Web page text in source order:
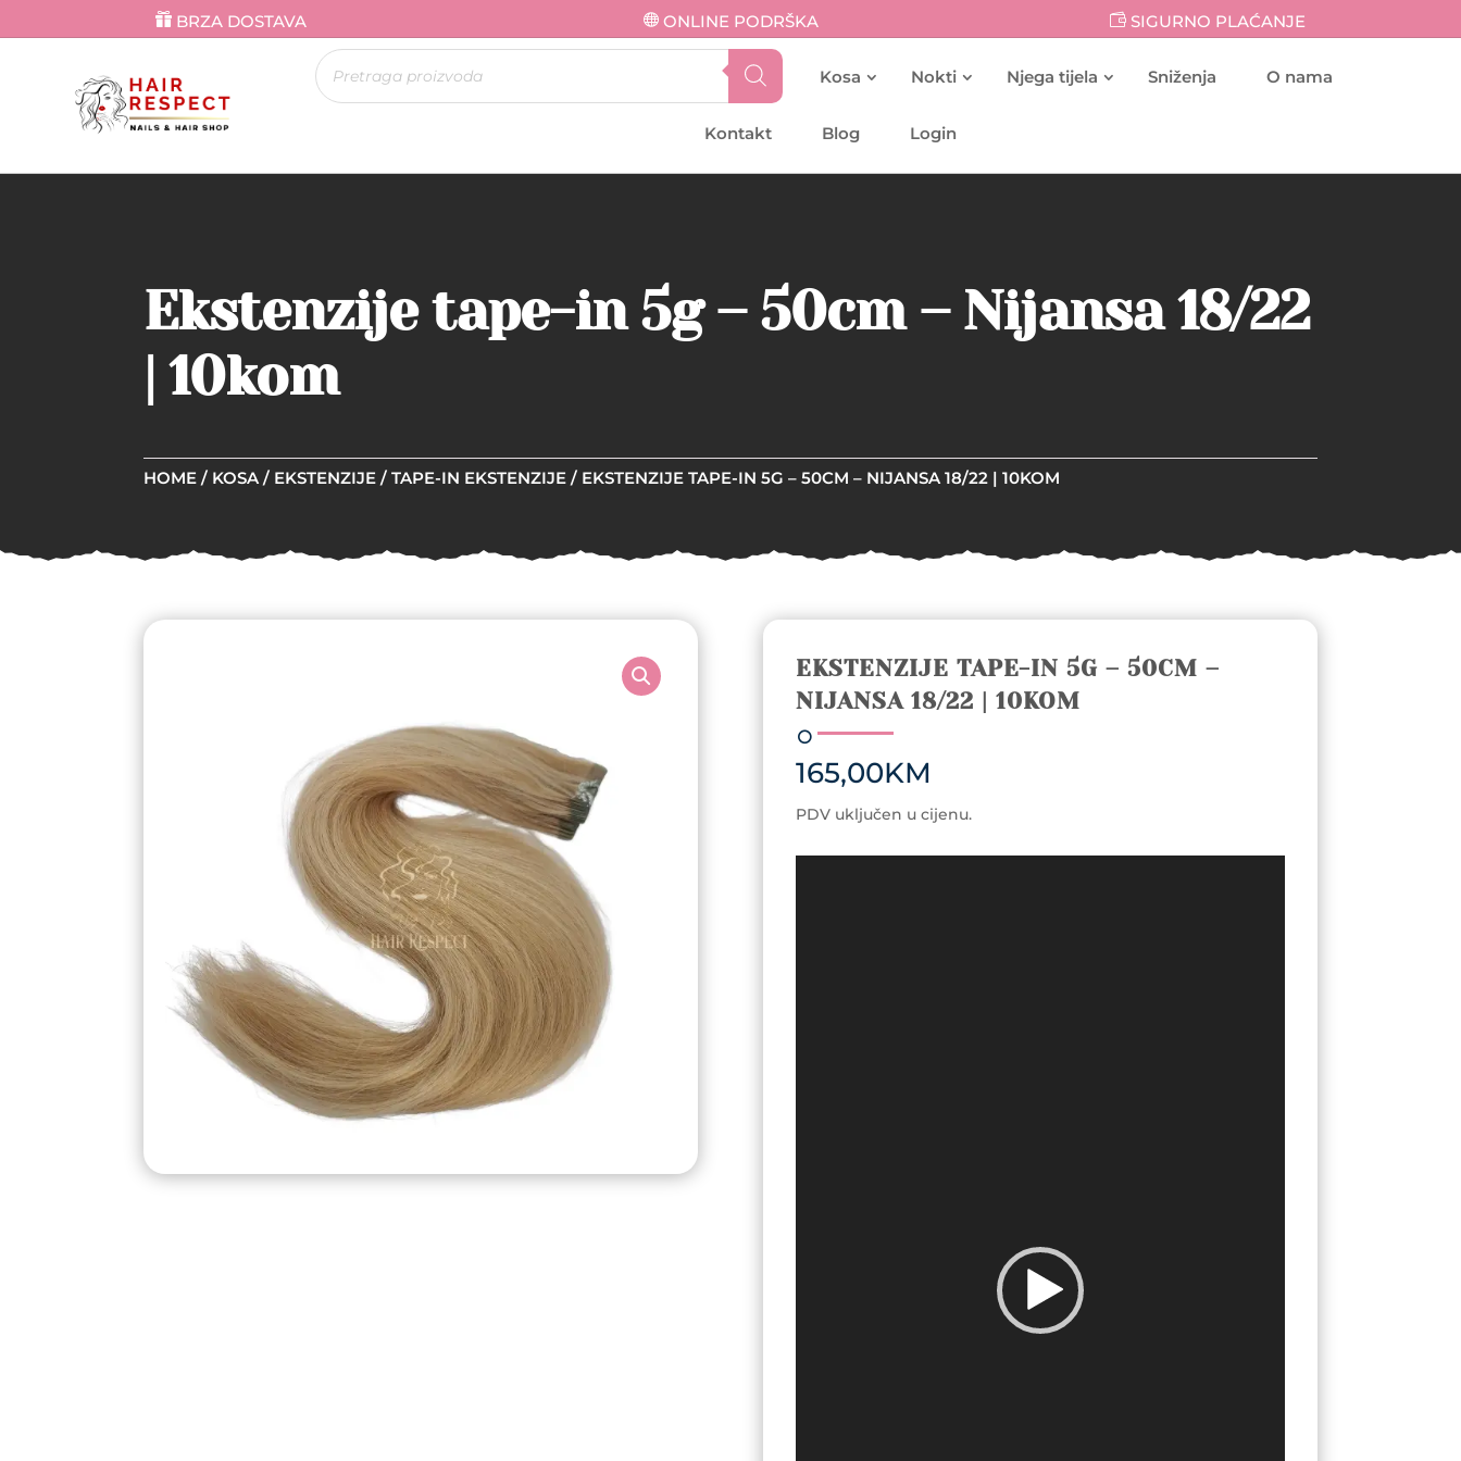
BRZA DOSTAVA ONLINE PODRŠKA SIGURNO PLAĆANJE
Products
search Kosa Nokti Njega tijela Sniženja O nama
Kontakt Blog Login
Ekstenzije tape-in 5g – 50cm – Nijansa 18/22
| 10kom
HOME / KOSA / EKSTENZIJE / TAPE-IN EKSTENZIJE / EKSTENZIJE TAPE-IN 5G – 50CM – NIJANSA 18/22 | 10KOM
EKSTENZIJE TAPE-IN 5G – 50CM –
NIJANSA 18/22 | 10KOM
165,00KM
PDV uključen u cijenu.